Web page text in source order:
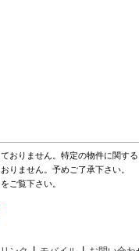
おりません。特定の物件に関す
りません。予めご了承下さい。
ご覧下さい。